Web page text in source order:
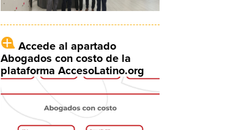
Accede al apartado
Abogados con costo de la
plataforma AccesoLatino.org